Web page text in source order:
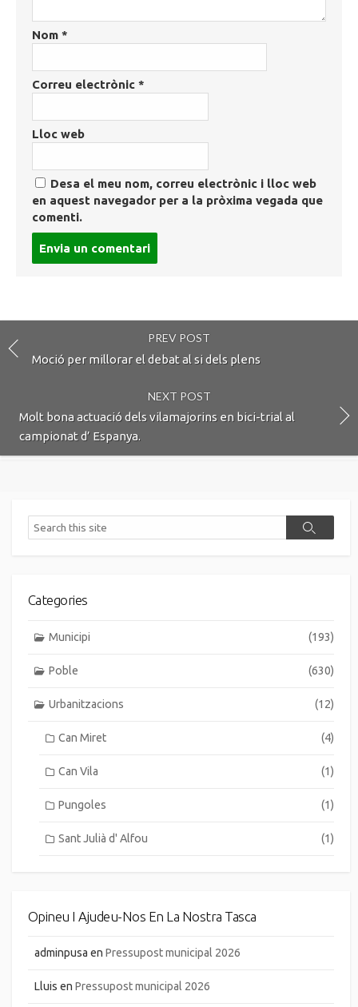
Nom *
Correu electrònic *
Lloc web
Desa el meu nom, correu electrònic i lloc web
en aquest navegador per a la pròxima vegada que
comenti.
PREV POST
Moció per millorar el debat al si dels plens
NEXT POST
Molt bona actuació dels vilamajorins en bici-trial al
campionat d’ Espanya.
Search
Search
Categories
Municipi (193)
Poble (630)
Urbanitzacions (12)
Can Miret (4)
Can Vila (1)
Pungoles (1)
Sant Julià d' Alfou (1)
Opineu I Ajudeu-Nos En La Nostra Tasca
adminpusa en Pressupost municipal 2026
Lluis en Pressupost municipal 2026